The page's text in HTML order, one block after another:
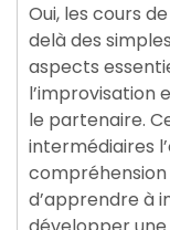
Oui, les cours
delà des
aspects
l’improvisation
le partenaire.
intermédiaires
compréhension
d’apprendre à